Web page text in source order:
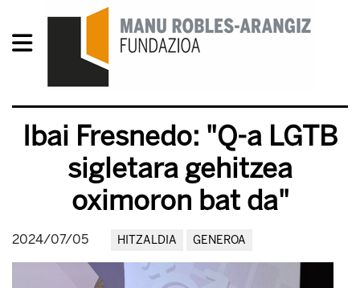
Ibai Fresnedo: "Q-a LGTB
sigletara gehitzea
oximoron bat da"
2024/07/05 HITZALDIA GENEROA